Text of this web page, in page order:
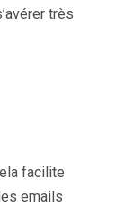
très
facilite
emails